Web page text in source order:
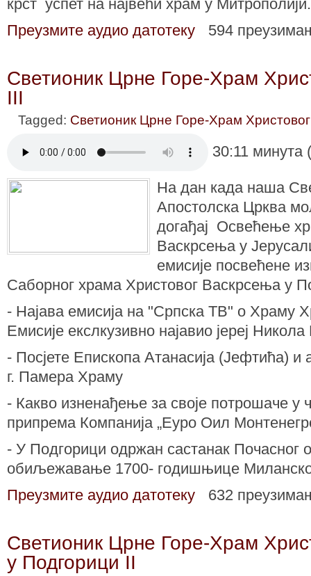
крст успет на највећи храм у Mитрополији.
Преузмите аудио датотеку
594
Светионик Црне Горе-Храм
III
Tagged: Светионик Црне Горе-Храм
30:11
На дан када наша
Апостолска Црква
догађај Освећење
Васкрсења у
емисије посвећене
Саборног храма Христовог Васкрсења у
- Најава емисија на "Српска ТВ" о Храму
Емисије екслкузивно најавио јереј Никола
- Посјете Епископа Атанасија (Јефтића) и
г. Памера Храму
- Какво изненађење за своје потрошаче
припрема Компанија „Еуро Оил
- У Подгорици одржан састанак Почасног
обиљежавање 1700- годишњице
Преузмите аудио датотеку
632
Светионик Црне Горе-Храм
у Подгорици II